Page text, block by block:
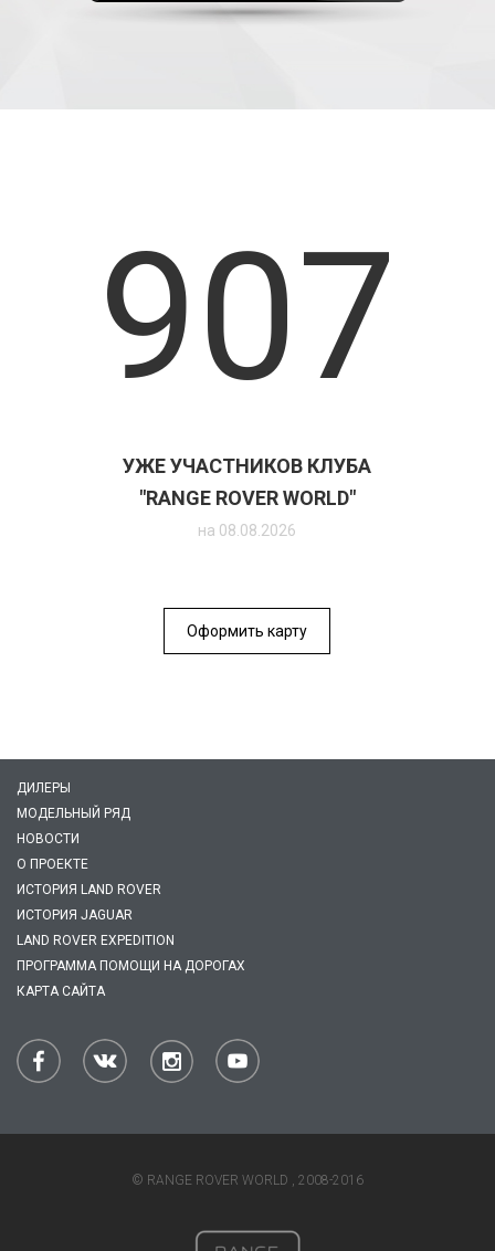
907
УЖЕ УЧАСТНИКОВ КЛУБА
"RANGE ROVER WORLD"
на 08.08.2026
Оформить карту
ДИЛЕРЫ
МОДЕЛЬНЫЙ РЯД
НОВОСТИ
О ПРОЕКТЕ
ИСТОРИЯ LAND ROVER
ИСТОРИЯ JAGUAR
LAND ROVER EXPEDITION
ПРОГРАММА ПОМОЩИ НА ДОРОГАХ
КАРТА САЙТА
© RANGE ROVER WORLD , 2008-2016